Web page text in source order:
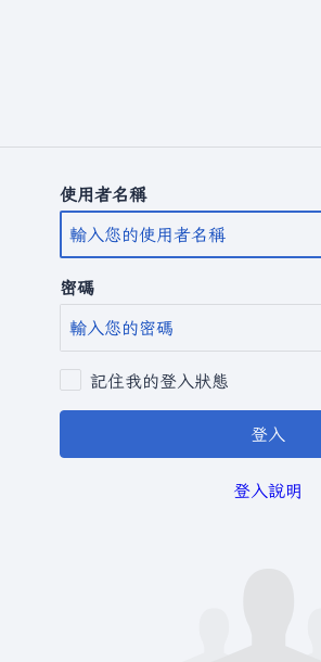
使用者名稱
密碼
記住我的登入狀態
登入
登入說明